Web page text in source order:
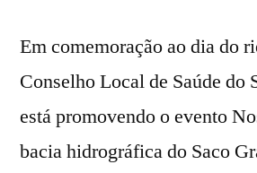
Em comemoração ao dia do
Conselho Local de Saúde do
está promovendo o evento
bacia hidrográfica do Saco